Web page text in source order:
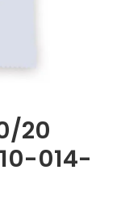
20
014-